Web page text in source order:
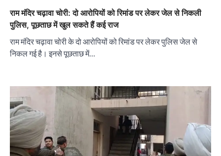
राम मंदिर चढ़ावा चोरी: दो आरोपियों को रिमांड पर लेकर जेल से निकली
पुलिस, पूछताछ में खुल सकते हैं कई राज
राम मंदिर चढ़ावा चोरी के दो आरोपियों को रिमांड पर लेकर पुलिस जेल से
निकल गई है। इनसे पूछताछ में…